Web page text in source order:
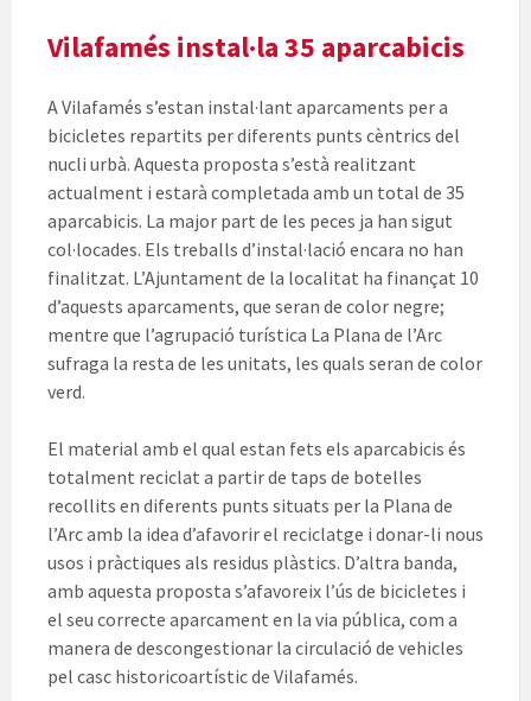
Vilafamés instal·la 35 aparcabicis
A Vilafamés s’estan instal·lant aparcaments per a
bicicletes repartits per diferents punts cèntrics del
nucli urbà. Aquesta proposta s’està realitzant
actualment i estarà completada amb un total de 35
aparcabicis. La major part de les peces ja han sigut
col·locades. Els treballs d’instal·lació encara no han
finalitzat. L’Ajuntament de la localitat ha finançat 10
d’aquests aparcaments, que seran de color negre;
mentre que l’agrupació turística La Plana de l’Arc
sufraga la resta de les unitats, les quals seran de color
verd.
El material amb el qual estan fets els aparcabicis és
totalment reciclat a partir de taps de botelles
recollits en diferents punts situats per la Plana de
l’Arc amb la idea d’afavorir el reciclatge i donar-li nous
usos i pràctiques als residus plàstics. D’altra banda,
amb aquesta proposta s’afavoreix l’ús de bicicletes i
el seu correcte aparcament en la via pública, com a
manera de descongestionar la circulació de vehicles
pel casc historicoartístic de Vilafamés.